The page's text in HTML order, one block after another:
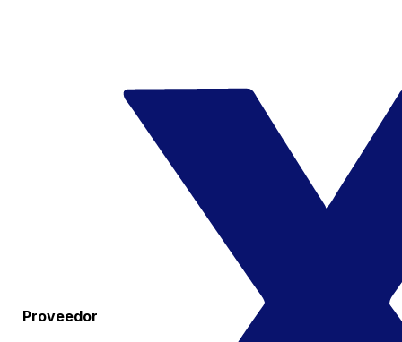
Proveedor